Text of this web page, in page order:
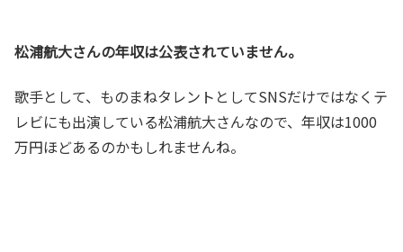
松浦航大さんの年収は公表されていません。
歌手として、ものまねタレントとしてSNSだけではなくテ
レビにも出演している松浦航大さんなので、年収は1000
万円ほどあるのかもしれませんね。